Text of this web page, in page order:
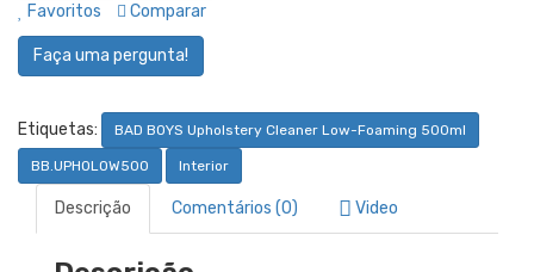
Favoritos Comparar
Faça uma pergunta!
Etiquetas: BAD BOYS Upholstery Cleaner Low-Foaming 500ml
BB.UPHOLOW500 Interior
Descrição Comentários (0) Video